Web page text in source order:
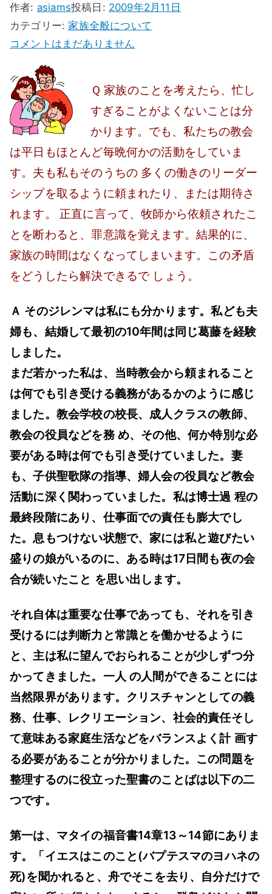
作者: asiams投稿日: 2009年2月11日
カテゴリー: 家族全般について
忙
す
ぎ
る
こ
と
が
よ
く
い
へ
の
コメントはまだありません
Ｑ 家族のことを考えたら、忙し
すぎることがよくないことは分
かります。でも、私たちの教会
は平日もほとんど毎晩何かの活動をしていま
す。夫も私もそのうちの 多くの働きのリーダー
シップを取るように頼まれたり、または期待さ
れます。 正直に言って、牧師から依頼されたこ
とを断わると、罪意識を覚えます。結果的に、
家族の時間はなくなってしまいます。この矛盾
をどうしたら解決できるで しょう。
Ａ そのジレンマは私にも分かります。私ども夫
婦も、結婚して最初の10年間は同じ葛藤を経験
しました。
まだ若かった私は、当時教会から頼まれること
は何でも引き受ける義務があるかのように感じ
ました。教会学校の校長、成人クラスの教師、
教会の役員などを務 め、その他、何か特別な必
要がある時は何でも引き受けていました。妻
も、子供聖歌隊の指導、婦人会の役員など教会
活動に深く関わっていました。私は博士過 程の
最終段階にあり、仕事面での責任も膨大でし
た。息もつけない状態で、家には私と遊びたい
盛りの娘がいるのに、ある時は17日間も夜の会
合が続いたこと を思い出します。
それ自体は重要な仕事であっても、それを引き
受けるには判断力と常識とを働かせるように
と、主は私に望んでおられることが少しずつ分
かってきました。一人 の人間ができることには
当然限界があります。クリスチャンとしての義
務、仕事、レクリエーション、社会的責任そし
て意味ある家庭生活などをバランスよく計 画す
る必要があることが分かりました。この問題を
整理するのに役立った聖書のことばは以下の二
つです。
第一は、マタイの福音書14章13～14節にありま
す。「イエスはこのこと(バプテスマのヨハネの
死)を聞かれると、舟でそこを去り、自分だけで